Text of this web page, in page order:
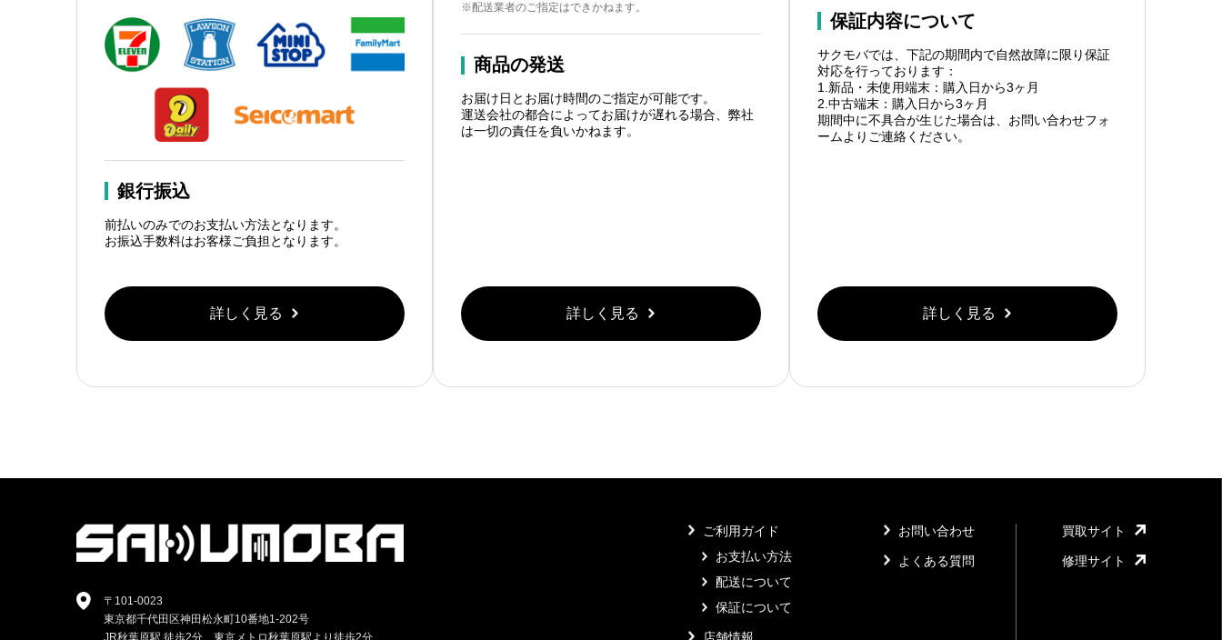
銀行振込
前払いのみでのお支払い方法となります。
お振込手数料はお客様ご負担となります。
詳しく見る
※配送業者のご指定はできかねます。
商品の発送
お届け日とお届け時間のご指定が可能です。
運送会社の都合によってお届けが遅れる場合、弊社
は一切の責任を負いかねます。
詳しく見る
保証内容について
サクモバでは、下記の期間内で自然故障に限り保証
対応を行っております：
1.新品・未使用端末：購入日から3ヶ月
2.中古端末：購入日から3ヶ月
期間中に不具合が生じた場合は、お問い合わせフォ
ームよりご連絡ください。
詳しく見る
〒101-0023
東京都千代田区神田松永町10番地1-202号
JR秋葉原駅 徒歩2分、東京メトロ秋葉原駅より徒歩2分
ご利用ガイド
お支払い方法
配送について
保証について
店舗情報
お問い合わせ
よくある質問
買取サイト
修理サイト